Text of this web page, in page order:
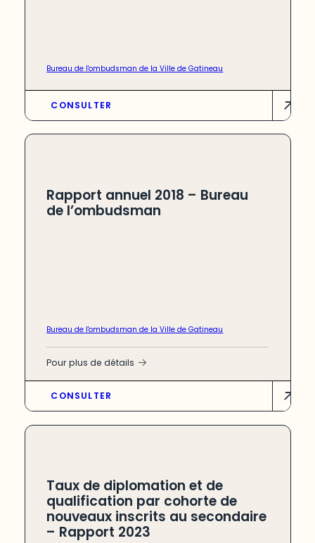
Bureau de l'ombudsman de la Ville de Gatineau
CONSULTER
Rapport annuel 2018 – Bureau
de l’ombudsman
Bureau de l'ombudsman de la Ville de Gatineau
Pour plus de détails
CONSULTER
Taux de diplomation et de
qualification par cohorte de
nouveaux inscrits au secondaire
– Rapport 2023